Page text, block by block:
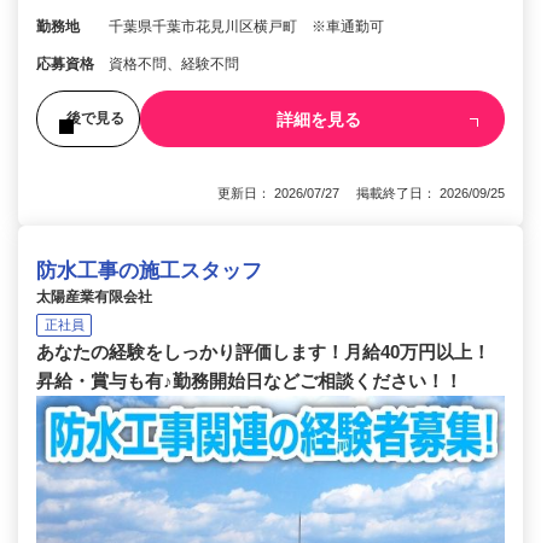
勤務地 千葉県千葉市花見川区横戸町 ※車通勤可
応募資格 資格不問、経験不問
後で見る 詳細を見る
更新日： 2026/07/27 掲載終了日： 2026/09/25
防水工事の施工スタッフ
太陽産業有限会社
正社員
あなたの経験をしっかり評価します！月給40万円以上！
昇給・賞与も有♪勤務開始日などご相談ください！！